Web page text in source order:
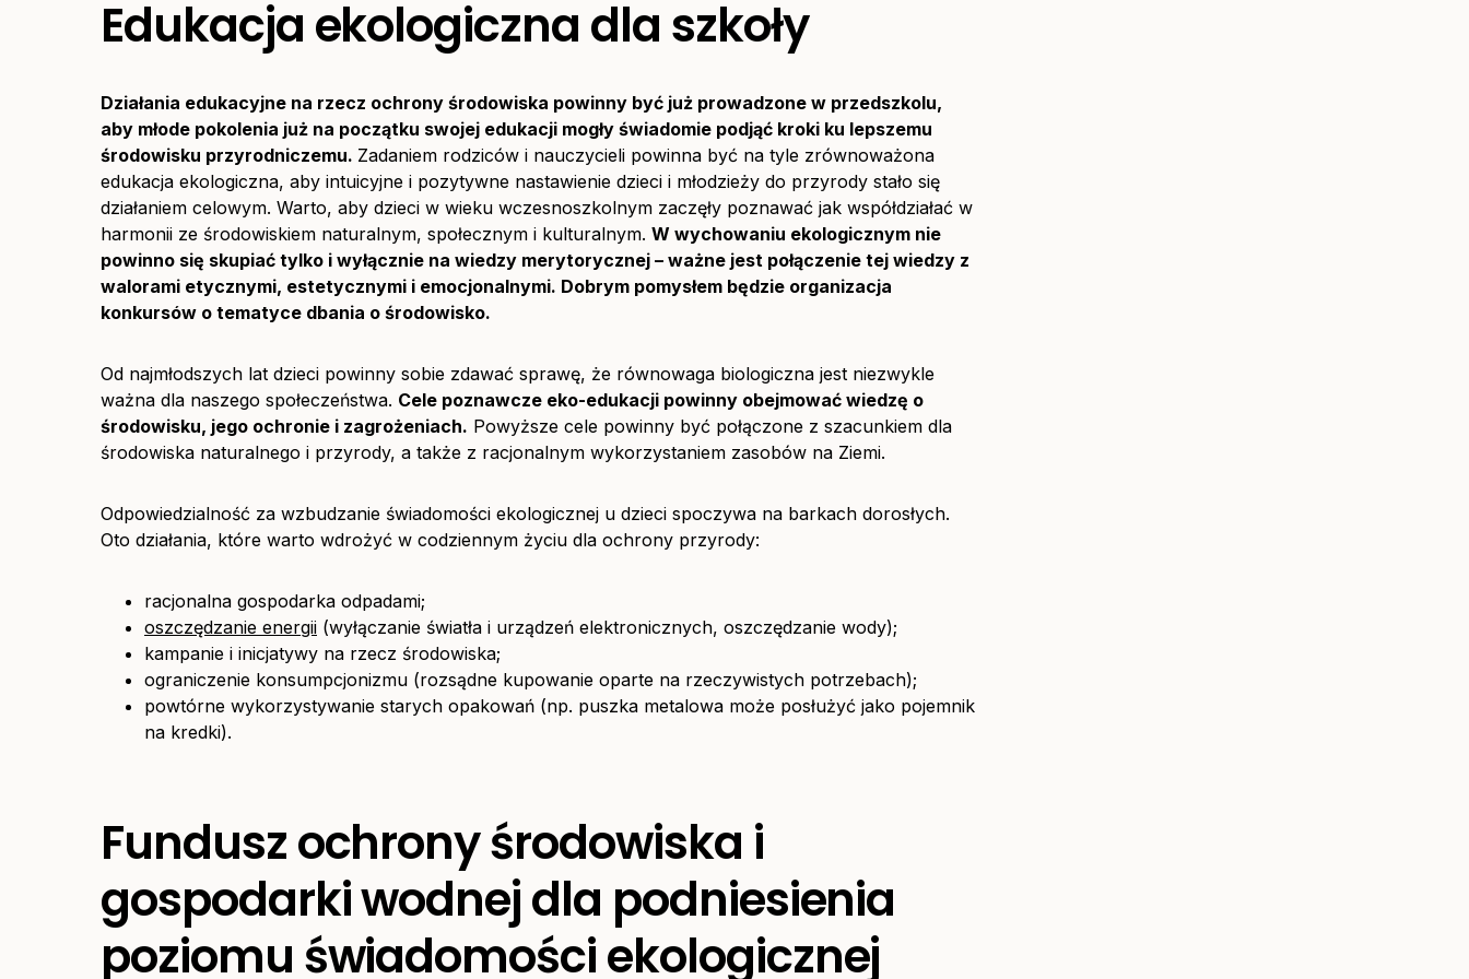
Edukacja ekologiczna dla szkoły
Działania edukacyjne na rzecz ochrony środowiska powinny być już prowadzone w przedszkolu,
aby młode pokolenia już na początku swojej edukacji mogły świadomie podjąć kroki ku lepszemu
środowisku przyrodniczemu. Zadaniem rodziców i nauczycieli powinna być na tyle zrównoważona
edukacja ekologiczna, aby intuicyjne i pozytywne nastawienie dzieci i młodzieży do przyrody stało się
działaniem celowym. Warto, aby dzieci w wieku wczesnoszkolnym zaczęły poznawać jak współdziałać w
harmonii ze środowiskiem naturalnym, społecznym i kulturalnym. W wychowaniu ekologicznym nie
powinno się skupiać tylko i wyłącznie na wiedzy merytorycznej – ważne jest połączenie tej wiedzy z
walorami etycznymi, estetycznymi i emocjonalnymi. Dobrym pomysłem będzie organizacja
konkursów o tematyce dbania o środowisko.
Od najmłodszych lat dzieci powinny sobie zdawać sprawę, że równowaga biologiczna jest niezwykle
ważna dla naszego społeczeństwa. Cele poznawcze eko-edukacji powinny obejmować wiedzę o
środowisku, jego ochronie i zagrożeniach. Powyższe cele powinny być połączone z szacunkiem dla
środowiska naturalnego i przyrody, a także z racjonalnym wykorzystaniem zasobów na Ziemi.
Odpowiedzialność za wzbudzanie świadomości ekologicznej u dzieci spoczywa na barkach dorosłych.
Oto działania, które warto wdrożyć w codziennym życiu dla ochrony przyrody:
racjonalna gospodarka odpadami;
oszczędzanie energii (wyłączanie światła i urządzeń elektronicznych, oszczędzanie wody);
kampanie i inicjatywy na rzecz środowiska;
ograniczenie konsumpcjonizmu (rozsądne kupowanie oparte na rzeczywistych potrzebach);
powtórne wykorzystywanie starych opakowań (np. puszka metalowa może posłużyć jako pojemnik
na kredki).
Fundusz ochrony środowiska i
gospodarki wodnej dla podniesienia
poziomu świadomości ekologicznej